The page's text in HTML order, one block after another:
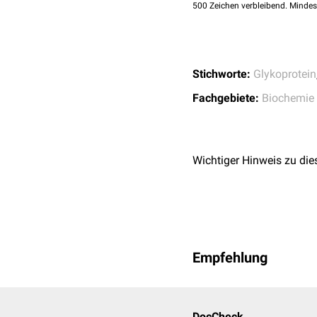
500 Zeichen verbleibend.
Stichworte: Glykoprotein
Fachgebiete: Biochemie
Wichtiger Hinweis zu
Empfehlung